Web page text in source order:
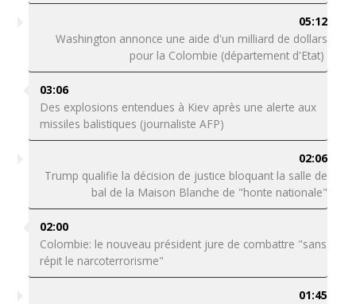
05:12
Washington annonce une aide d'un milliard de dollars
pour la Colombie (département d'Etat)
03:06
Des explosions entendues à Kiev après une alerte aux
missiles balistiques (journaliste AFP)
02:06
Trump qualifie la décision de justice bloquant la salle de
bal de la Maison Blanche de "honte nationale"
02:00
Colombie: le nouveau président jure de combattre "sans
répit le narcoterrorisme"
01:45